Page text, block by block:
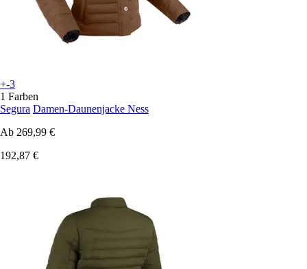
+-3
1 Farben
Segura Damen-Daunenjacke Ness
Ab 269,99 €
192,87 €